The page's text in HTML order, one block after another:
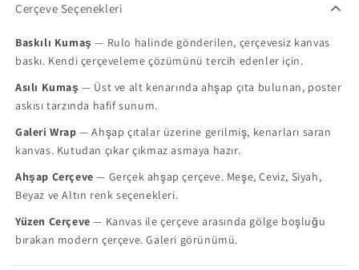
Çerçeve Seçenekleri
Baskılı Kumaş — Rulo halinde gönderilen, çerçevesiz kanvas
baskı. Kendi çerçeveleme çözümünü tercih edenler için.
Asılı Kumaş — Üst ve alt kenarında ahşap çıta bulunan, poster
askısı tarzında hafif sunum.
Galeri Wrap — Ahşap çıtalar üzerine gerilmiş, kenarları saran
kanvas. Kutudan çıkar çıkmaz asmaya hazır.
Ahşap Çerçeve — Gerçek ahşap çerçeve. Meşe, Ceviz, Siyah,
Beyaz ve Altın renk seçenekleri.
Yüzen Çerçeve — Kanvas ile çerçeve arasında gölge boşluğu
bırakan modern çerçeve. Galeri görünümü.